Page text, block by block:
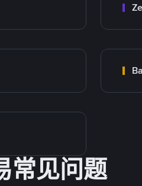
常见问题